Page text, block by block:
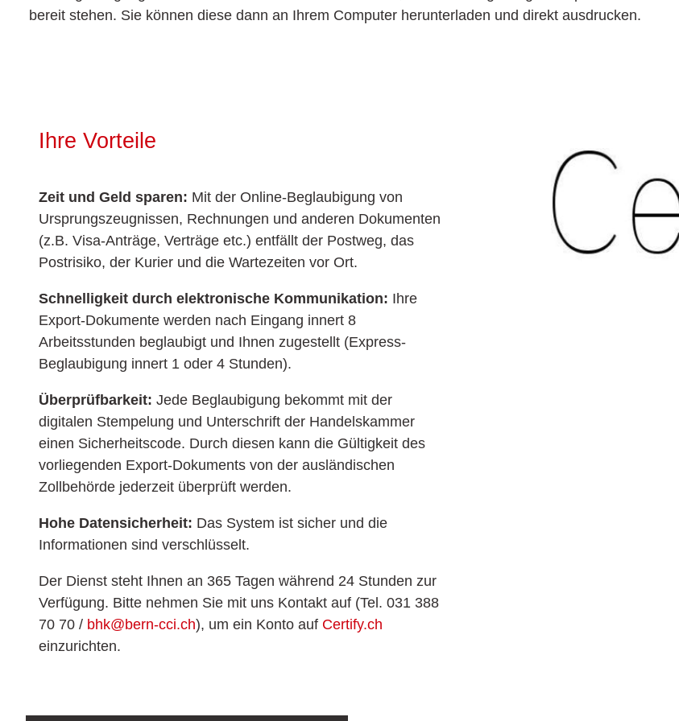
bereit stehen. Sie können diese dann an Ihrem Computer herunterladen und direkt ausdrucken.
Ihre Vorteile
Zeit und Geld sparen: Mit der Online-Beglaubigung von
Ursprungszeugnissen, Rechnungen und anderen Dokumenten
(z.B. Visa-Anträge, Verträge etc.) entfällt der Postweg, das
Postrisiko, der Kurier und die Wartezeiten vor Ort.
Schnelligkeit durch elektronische Kommunikation: Ihre
Export-Dokumente werden nach Eingang innert 8
Arbeitsstunden beglaubigt und Ihnen zugestellt (Express-
Beglaubigung innert 1 oder 4 Stunden).
Überprüfbarkeit: Jede Beglaubigung bekommt mit der
digitalen Stempelung und Unterschrift der Handelskammer
einen Sicherheitscode. Durch diesen kann die Gültigkeit des
vorliegenden Export-Dokuments von der ausländischen
Zollbehörde jederzeit überprüft werden.
Hohe Datensicherheit: Das System ist sicher und die
Informationen sind verschlüsselt.
Der Dienst steht Ihnen an 365 Tagen während 24 Stunden zur
Verfügung. Bitte nehmen Sie mit uns Kontakt auf (Tel. 031 388
70 70 / bhk@bern-cci.ch), um ein Konto auf Certify.ch
einzurichten.